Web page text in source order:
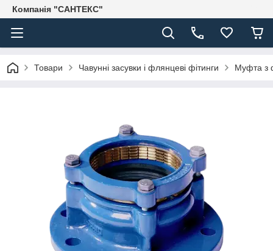
Компанія "САНТЕКС"
Товари Чавунні засувки і флянцеві фітинги Муфта з